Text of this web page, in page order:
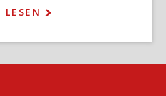
LESEN